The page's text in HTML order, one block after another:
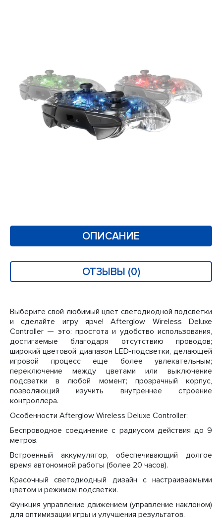
ОПИСАНИЕ
ОТЗЫВЫ (0)
Выберите свой любимый цвет светодиодной подсветки
и сделайте игру ярче! Afterglow Wireless Deluxe
Controller — это: простота и удобство использования,
достигаемые благодаря отсутствию проводов;
широкий цветовой диапазон LED-подсветки, делающей
игровой процесс еще более увлекательным;
переключение между цветами или выключение
подсветки в любой момент; прозрачный корпус,
позволяющий изучить внутреннее строение
контроллера.
Особенности Afterglow Wireless Deluxe Controller:
Беспроводное соединение с радиусом действия до 9
метров.
Встроенный аккумулятор, обеспечивающий долгое
время автономной работы (более 20 часов).
Красочный светодиодный дизайн с настраиваемыми
цветом и режимом подсветки.
Функция управление движением (управление наклоном)
для оптимизации игры и улучшения результатов.